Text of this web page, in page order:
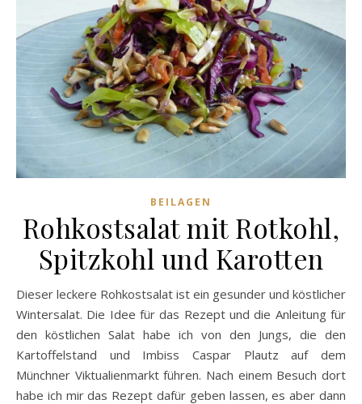
BEILAGEN
Rohkostsalat mit Rotkohl,
Spitzkohl und Karotten
Dieser leckere Rohkostsalat ist ein gesunder und köstlicher
Wintersalat. Die Idee für das Rezept und die Anleitung für
den köstlichen Salat habe ich von den Jungs, die den
Kartoffelstand und Imbiss Caspar Plautz auf dem
Münchner Viktualienmarkt führen. Nach einem Besuch dort
habe ich mir das Rezept dafür geben lassen, es aber dann